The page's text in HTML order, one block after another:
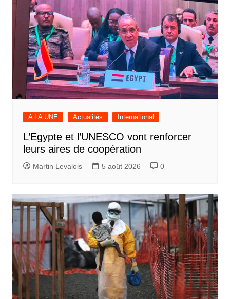
A LA UNE Actualités International
L’Egypte et l’UNESCO vont renforcer
leurs aires de coopération
Martin Levalois 5 août 2026 0